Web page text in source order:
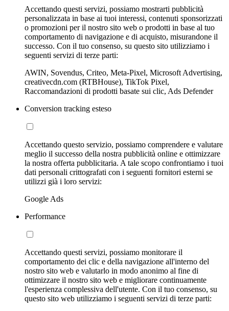
Accettando questi servizi, possiamo mostrarti pubblicità
personalizzata in base ai tuoi interessi, contenuti sponsorizzati
o promozioni per il nostro sito web o prodotti in base al tuo
comportamento di navigazione e di acquisto, misurandone il
successo. Con il tuo consenso, su questo sito utilizziamo i
seguenti servizi di terze parti:
AWIN, Sovendus, Criteo, Meta-Pixel, Microsoft Advertising,
creativecdn.com (RTBHouse), TikTok Pixel,
Raccomandazioni di prodotti basate sui clic, Ads Defender
Conversion tracking esteso
Accettando questo servizio, possiamo comprendere e valutare
meglio il successo della nostra pubblicità online e ottimizzare
la nostra offerta pubblicitaria. A tale scopo confrontiamo i tuoi
dati personali crittografati con i seguenti fornitori esterni se
utilizzi già i loro servizi:
Google Ads
Performance
Accettando questi servizi, possiamo monitorare il
comportamento dei clic e della navigazione all'interno del
nostro sito web e valutarlo in modo anonimo al fine di
ottimizzare il nostro sito web e migliorare continuamente
l'esperienza complessiva dell'utente. Con il tuo consenso, su
questo sito web utilizziamo i seguenti servizi di terze parti: